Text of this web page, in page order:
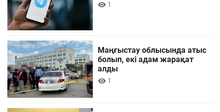
1
Маңғыстау облысында атыс
болып, екі адам жарақат
алды
1